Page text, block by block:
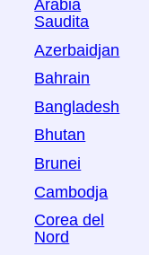
Aràbia
Saudita
Azerbaidjan
Bahrain
Bangladesh
Bhutan
Brunei
Cambodja
Corea del
Nord